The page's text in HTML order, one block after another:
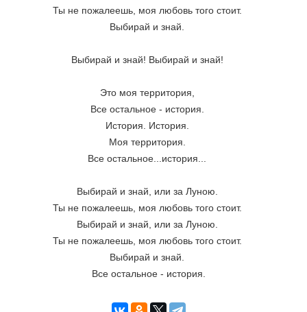
Ты не пожалеешь, моя любовь того стоит.
Выбирай и знай.
Выбирай и знай! Выбирай и знай!
Это моя территория,
Все остальное - история.
История. История.
Моя территория.
Все остальное...история...
Выбирай и знай, или за Луною.
Ты не пожалеешь, моя любовь того стоит.
Выбирай и знай, или за Луною.
Ты не пожалеешь, моя любовь того стоит.
Выбирай и знай.
Все остальное - история.